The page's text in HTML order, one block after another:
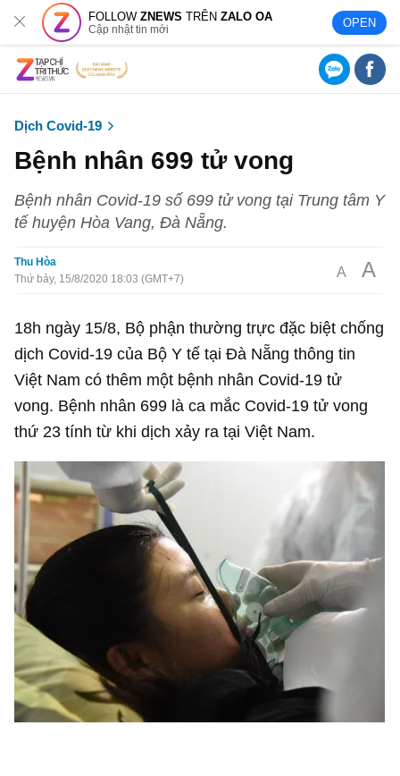
FOLLOWZNEWS TRÊNZALO OA
Cập nhật tin mới OPEN
Dịch Covid-19
Bệnh nhân 699 tử vong
Bệnh nhân Covid-19 số 699 tử vong tại Trung tâm Y
tế huyện Hòa Vang, Đà Nẵng.
Thu Hòa
Thứ bảy, 15/8/2020 18:03 (GMT+7)
A A
18h ngày 15/8, Bộ phận thường trực đặc biệt chống
dịch Covid-19 của Bộ Y tế tại Đà Nẵng thông tin
Việt Nam có thêm một bệnh nhân Covid-19 tử
vong. Bệnh nhân 699 là ca mắc Covid-19 tử vong
thứ 23 tính từ khi dịch xảy ra tại Việt Nam.